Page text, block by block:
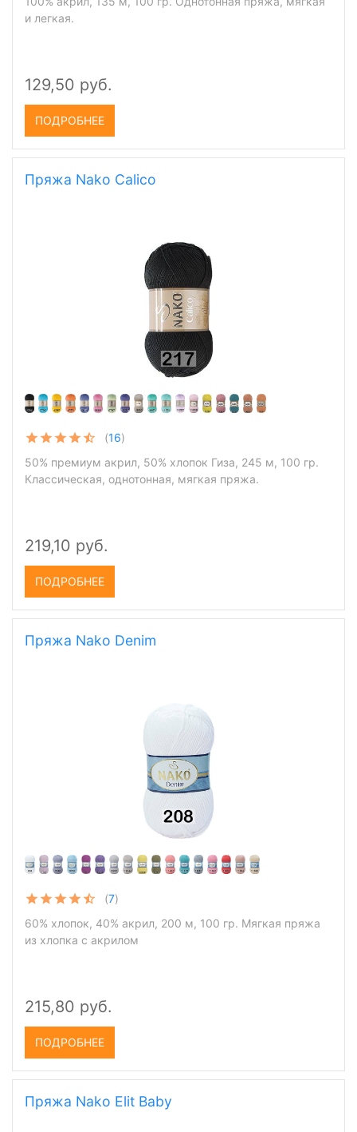
и легкая.
129,50 руб.
ПОДРОБНЕЕ
Пряжа Nako Calico
(16)
50% премиум акрил, 50% хлопок Гиза, 245 м, 100 гр.
Классическая, однотонная, мягкая пряжа.
219,10 руб.
ПОДРОБНЕЕ
Пряжа Nako Denim
(7)
60% хлопок, 40% акрил, 200 м, 100 гр. Мягкая пряжа
из хлопка с акрилом
215,80 руб.
ПОДРОБНЕЕ
Пряжа Nako Elit Baby